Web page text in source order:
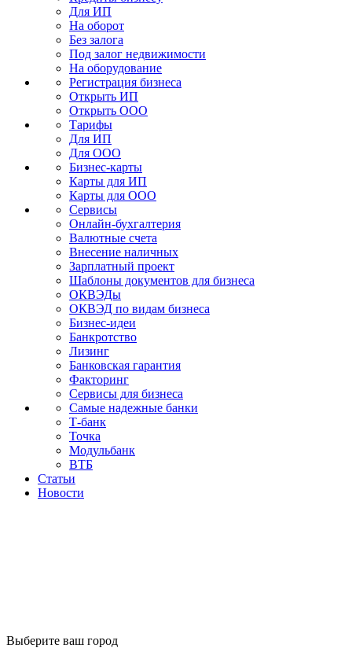
Для ИП
На оборот
Без залога
Под залог недвижимости
На оборудование
Регистрация бизнеса
Открыть ИП
Открыть ООО
Тарифы
Для ИП
Для ООО
Бизнес-карты
Карты для ИП
Карты для ООО
Сервисы
Онлайн-бухгалтерия
Валютные счета
Внесение наличных
Зарплатный проект
Шаблоны документов для бизнеса
ОКВЭДы
ОКВЭД по видам бизнеса
Бизнес-идеи
Банкротство
Лизинг
Банковская гарантия
Факторинг
Сервисы для бизнеса
Самые надежные банки
Т-банк
Точка
Модульбанк
ВТБ
Статьи
Новости
Выберите ваш город